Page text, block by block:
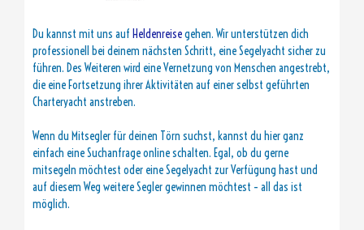
Du kannst mit uns auf Heldenreisegehen. Wir unterstützen dich
professionell bei deinem nächsten Schritt, eine Segelyacht sicher zu
führen. Des Weiteren wird eine Vernetzung von Menschen angestrebt,
die eine Fortsetzung ihrer Aktivitäten auf einer selbst geführten
Charteryacht anstreben.
Wenn du Mitsegler für deinen Törn suchst, kannst du hier ganz
einfach eine Suchanfrage online schalten. Egal, ob du gerne
mitsegeln möchtest oder eine Segelyacht zur Verfügung hast und
auf diesem Weg weitere Segler gewinnen möchtest – all das ist
möglich.